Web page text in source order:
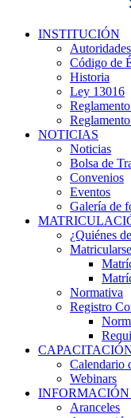
INSTITUCIÓN
Autoridades
Código de
Historia
Ley 13016
NOTICIAS
Noticias
Bolsa de
Convenios
Eventos
Galería de
¿Quiénes
Matricularse
Normativa
Registro
Calendario
Webinars
Aranceles